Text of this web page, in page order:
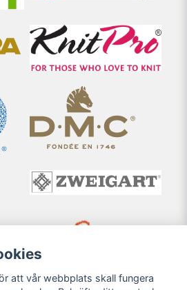
att vår webbplats skall fungera